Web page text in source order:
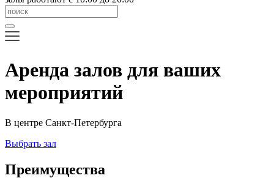
Аренда залов для ваших
мероприятий
В центре Санкт-Петербурга
Выбрать зал
Преимущества